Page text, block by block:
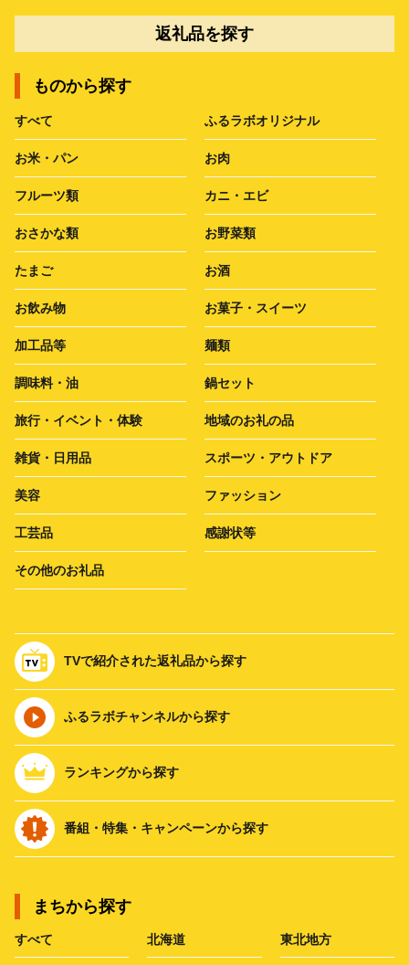
返礼品を探す
ものから探す
すべて ふるラボオリジナル
お米・パン お肉
フルーツ類 カニ・エビ
おさかな類 お野菜類
たまご お酒
お飲み物 お菓子・スイーツ
加工品等 麺類
調味料・油 鍋セット
旅行・イベント・体験 地域のお礼の品
雑貨・日用品 スポーツ・アウトドア
美容 ファッション
工芸品 感謝状等
その他のお礼品
TVで紹介された返礼品から探す
ふるラボチャンネルから探す
ランキングから探す
番組・特集・キャンペーンから探す
まちから探す
すべて 北海道 東北地方